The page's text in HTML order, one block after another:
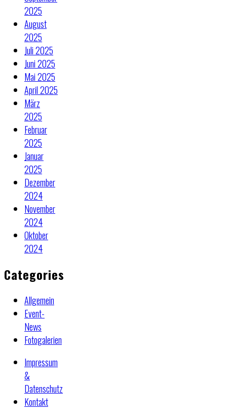
2025
August
2025
Juli 2025
Juni 2025
Mai 2025
April 2025
März
2025
Februar
2025
Januar
2025
Dezember
2024
November
2024
Oktober
2024
Categories
Allgemein
Event-
News
Fotogalerien
Impressum
&
Datenschutz
Kontakt